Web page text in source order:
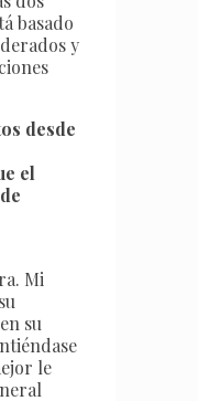
basado
y
desde
el
Mi
su
le